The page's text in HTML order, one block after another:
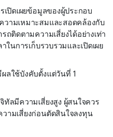
ปิดเผยข้อมูลของผู้ประกอบ
ามเหมาะสมและสอดคล้องกับ
ถติดตามความเสี่ยงได้อย่างเท่า
ในการเก็บรวบรวมและเปิดเผย
ลใช้บังคับตั้งแต่วันที่ 1
ลมีความเสี่ยงสูง ผู้สนใจควร
ามเสี่ยงก่อนตัดสินใจลงทุน